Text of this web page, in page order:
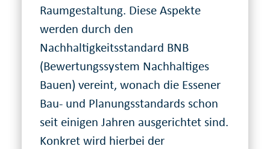
Raumgestaltung. Diese Aspekte
werden durch den
Nachhaltigkeitsstandard BNB
(Bewertungssystem Nachhaltiges
Bauen) vereint, wonach die Essener
Bau- und Planungsstandards schon
seit einigen Jahren ausgerichtet sind.
Konkret wird hierbei der